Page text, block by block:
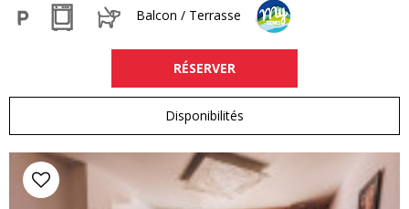
Balcon / Terrasse
RÉSERVER
Disponibilités